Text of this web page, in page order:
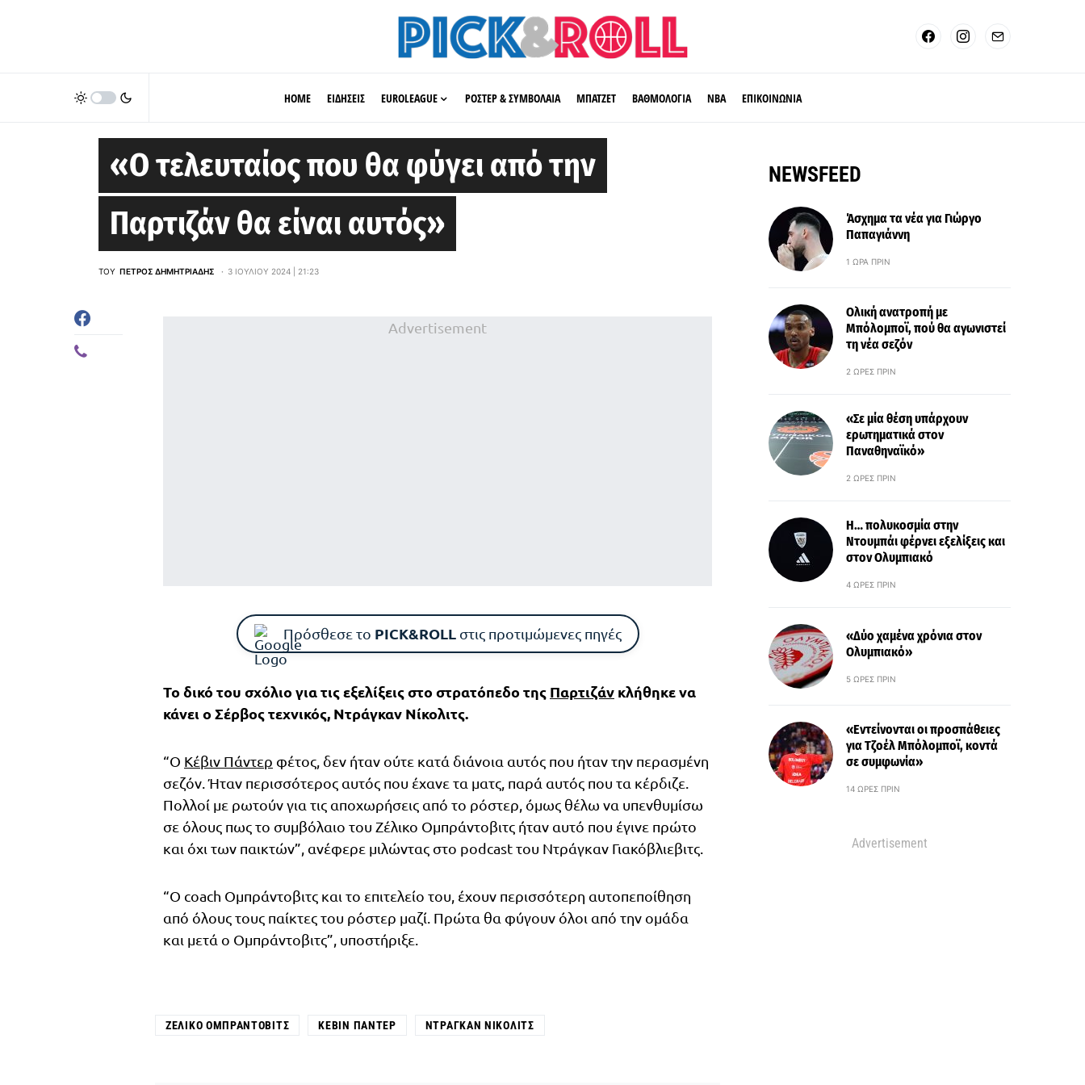
HOME ΕΙΔΗΣΕΙΣ EUROLEAGUE ΡΟΣΤΕΡ & ΣΥΜΒΟΛΑΙΑ ΜΠΑΤΖΕΤ ΒΑΘΜΟΛΟΓΙΑ ΝΒΑ ΕΠΙΚΟΙΝΩΝΙΑ
«Ο τελευταίος που θα φύγει από την
Παρτιζάν θα είναι αυτός»
ΤΟΥ ΠΈΤΡΟΣ ΔΗΜΗΤΡΙΆΔΗΣ 3 ΙΟΥΛΊΟΥ 2024 | 21:23
Advertisement
Πρόσθεσε το PICK&ROLLστις προτιμώμενες πηγές
Το δικό του σχόλιο για τις εξελίξεις στο στρατόπεδο της Παρτιζάν κλήθηκε να
κάνει ο Σέρβος τεχνικός, Ντράγκαν Νίκολιτς.
“Ο Κέβιν Πάντερ φέτος, δεν ήταν ούτε κατά διάνοια αυτός που ήταν την περασμένη
σεζόν. Ήταν περισσότερος αυτός που έχανε τα ματς, παρά αυτός που τα κέρδιζε.
Πολλοί με ρωτούν για τις αποχωρήσεις από το ρόστερ, όμως θέλω να υπενθυμίσω
σε όλους πως το συμβόλαιο του Ζέλικο Ομπράντοβιτς ήταν αυτό που έγινε πρώτο
και όχι των παικτών”, ανέφερε μιλώντας στο podcast του Ντράγκαν Γιακόβλιεβιτς.
“Ο coach Ομπράντοβιτς και το επιτελείο του, έχουν περισσότερη αυτοπεποίθηση
από όλους τους παίκτες του ρόστερ μαζί. Πρώτα θα φύγουν όλοι από την ομάδα
και μετά ο Ομπράντοβιτς”, υποστήριξε.
ΖΈΛΙΚΟ ΟΜΠΡΆΝΤΟΒΙΤΣ ΚΈΒΙΝ ΠΆΝΤΕΡ ΝΤΡΆΓΚΑΝ ΝΊΚΟΛΙΤΣ
NEWSFEED
Άσχημα τα νέα για Γιώργο
Παπαγιάννη
1 ΏΡΑ ΠΡΙΝ
Ολική ανατροπή με
Μπόλομποϊ, πού θα αγωνιστεί
τη νέα σεζόν
2 ΏΡΕΣ ΠΡΙΝ
«Σε μία θέση υπάρχουν
ερωτηματικά στον
Παναθηναϊκό»
2 ΏΡΕΣ ΠΡΙΝ
Η… πολυκοσμία στην
Ντουμπάι φέρνει εξελίξεις και
στον Ολυμπιακό
4 ΏΡΕΣ ΠΡΙΝ
«Δύο χαμένα χρόνια στον
Ολυμπιακό»
5 ΏΡΕΣ ΠΡΙΝ
«Εντείνονται οι προσπάθειες
για Τζοέλ Μπόλομποϊ, κοντά
σε συμφωνία»
14 ΏΡΕΣ ΠΡΙΝ
Advertisement